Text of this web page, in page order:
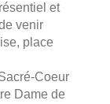
et
venir
place
Coeur
Dame de